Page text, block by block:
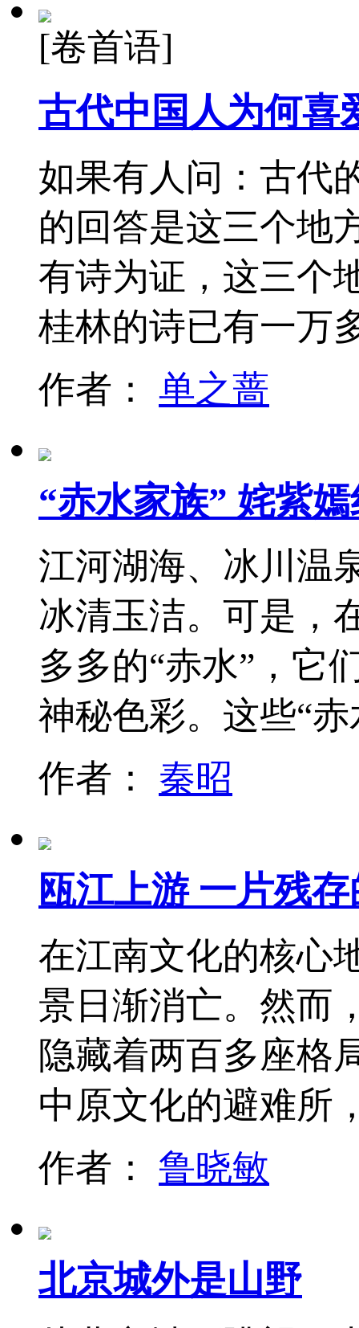
[卷首语]
古代中国人为何喜
如果有人问：古代
的回答是这三个地
有诗为证，这三
桂林的诗已有一
作者： 单之蔷
“赤水家族” 姹紫
江河湖海、冰川温
冰清玉洁。可是，
多多的“赤水”，它
神秘色彩。这些“
作者： 秦昭
瓯江上游 一片残
在江南文化的核心
景日渐消亡。然而
隐藏着两百多座格
中原文化的避难
作者： 鲁晓敏
北京城外是山野